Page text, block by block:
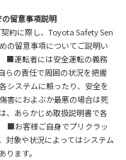
留意事項説明
約に際し、Toyota Safety Sen
の留意事項についてご説明い
■運転者には安全運転の義務
らの責任で周囲の状況を把握
ステムに頼ったり、安全を
害におよぶか最悪の場合は死
あらかじめ取扱説明書で各
■お客様ご自身でプリクラッ
対象や状況によってはシステム
ます。